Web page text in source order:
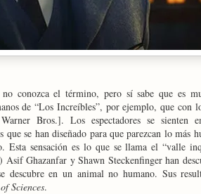
conozca el término, pero sí sabe que es
de “Los Increíbles”, por ejemplo, que con
Bros.]. Los espectadores se sienten
se han diseñado para que parezcan lo más
sensación es lo que se llama el “valle
Ghazanfar y Shawn Steckenfinger han
en un animal no humano. Sus
Sciences.